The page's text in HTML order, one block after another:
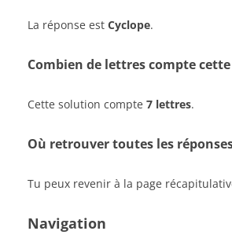
La réponse est Cyclope.
Combien de lettres compte
Cette solution compte 7 lettres.
Où retrouver toutes les
Tu peux revenir à la page
Navigation